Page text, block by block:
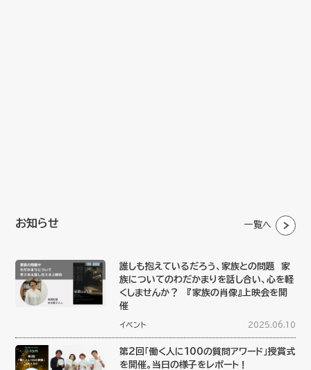
お知らせ 一覧へ
誰しも抱えているだろう、家族との問題 家
族についてのわだかまりを話し合い、心を軽
くしませんか？ 『家族の肖像』上映会を開
催
イベント 2025.06.10
第2回「働く人に100の質問アワード」授賞式
を開催。当日の様子をレポート！